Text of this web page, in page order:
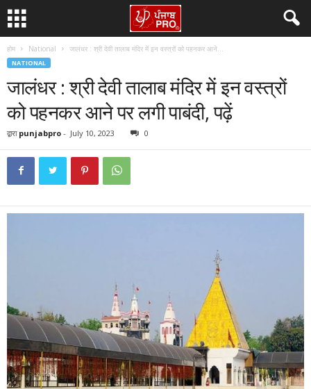
होम National जालंधर : श्री देवी तालाब मंदिर में इन वस्त्रों को पहनकर आने...
NATIONAL
जालंधर : श्री देवी तालाब मंदिर में इन वस्त्रों
को पहनकर आने पर लगी पाबंदी, पढ़ें
द्वारा punjabpro - July 10, 2023 0